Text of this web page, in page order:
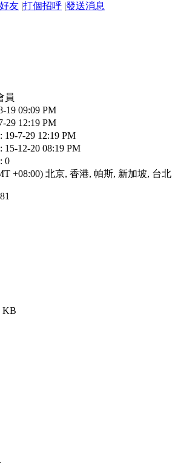
友 |打個招呼 |發送消息
員
19 09:09 PM
29 12:19 PM
19-7-29 12:19 PM
15-12-20 08:19 PM
0
+08:00) 北京, 香港, 帕斯, 新加坡, 台北
KB